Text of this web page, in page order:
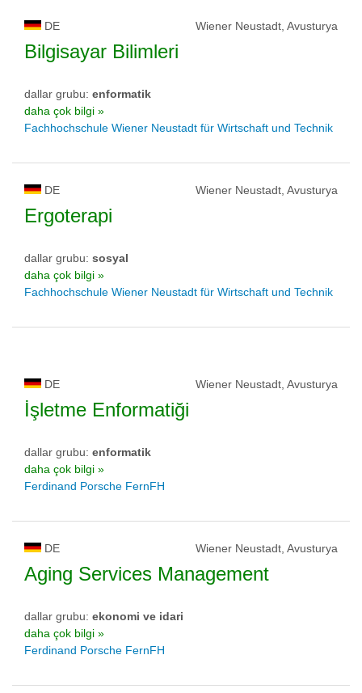
DE Wiener Neustadt, Avusturya
Bilgisayar Bilimleri
dallar grubu: enformatik
daha çok bilgi »
Fachhochschule Wiener Neustadt für Wirtschaft und Technik
DE Wiener Neustadt, Avusturya
Ergoterapi
dallar grubu: sosyal
daha çok bilgi »
Fachhochschule Wiener Neustadt für Wirtschaft und Technik
DE Wiener Neustadt, Avusturya
İşletme Enformatiği
dallar grubu: enformatik
daha çok bilgi »
Ferdinand Porsche FernFH
DE Wiener Neustadt, Avusturya
Aging Services Management
dallar grubu: ekonomi ve idari
daha çok bilgi »
Ferdinand Porsche FernFH